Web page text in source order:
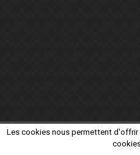
Les cookies nous permettent d'offrir